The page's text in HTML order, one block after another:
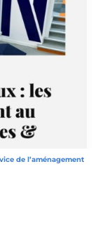
de l’aménagement